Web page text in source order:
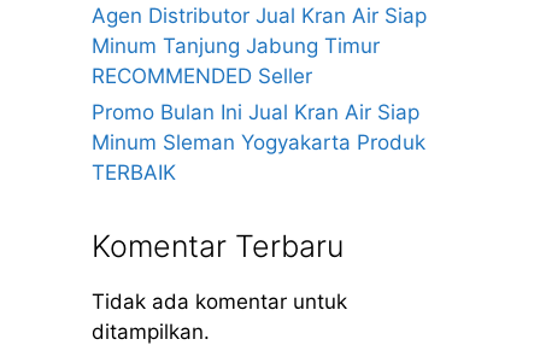
Agen Distributor Jual Kran Air Siap
Minum Tanjung Jabung Timur
RECOMMENDED Seller
Promo Bulan Ini Jual Kran Air Siap
Minum Sleman Yogyakarta Produk
TERBAIK
Komentar Terbaru
Tidak ada komentar untuk
ditampilkan.